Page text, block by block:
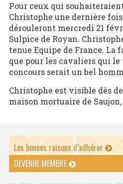
Pour ceux qui
Christophe une dernière fois,
dérouleront mercredi 21
Sulpice de Royan.
tenue Equipe de France.
que pour les cavaliers qui
concours serait un bel
Christophe est visible dès
maison mortuaire de
Les bonnes raisons d’adhérer
DEVENIR MEMBRE